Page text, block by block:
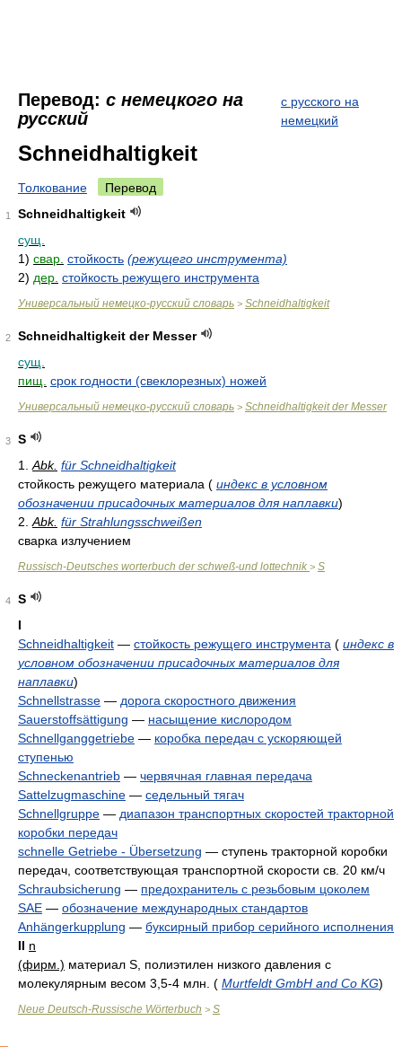
Перевод: с немецкого на
русский
с русского на
немецкий
Schneidhaltigkeit
Толкование Перевод
1
Schneidhaltigkeit
сущ.
1) свар. стойкость (режущего инструмента)
2) дер. стойкость режущего инструмента
Универсальный немецко-русский словарь > Schneidhaltigkeit
2
Schneidhaltigkeit der Messer
сущ.
пищ. срок годности (свеклорезных) ножей
Универсальный немецко-русский словарь > Schneidhaltigkeit der Messer
3
S
1. Abk. für Schneidhaltigkeit
стойкость режущего материала ( индекс в условном
обозначении присадочных материалов для наплавки)
2. Abk. für Strahlungsschweißen
сварка излучением
Russisch-Deutsches worterbuch der schweß-und lottechnik > S
4
S
I
Schneidhaltigkeit — стойкость режущего инструмента ( индекс в
условном обозначении присадочных материалов для
наплавки)
Schnellstrasse — дорога скоростного движения
Sauerstoffsättigung — насыщение кислородом
Schnellganggetriebe — коробка передач с ускоряющей
ступенью
Schneckenantrieb — червячная главная передача
Sattelzugmaschine — седельный тягач
Schnellgruppe — диапазон транспортных скоростей тракторной
коробки передач
schnelle Getriebe - Übersetzung — ступень тракторной коробки
передач, соответствующая транспортной скорости св. 20 км/ч
Schraubsicherung — предохранитель с резьбовым цоколем
SAE — обозначение международных стандартов
Anhängerkupplung — буксирный прибор серийного исполнения
II n
(фирм.) материал S, полиэтилен низкого давления с
молекулярным весом 3,5-4 млн. ( Murtfeldt GmbH and Co KG)
Neue Deutsch-Russische Wörterbuch > S